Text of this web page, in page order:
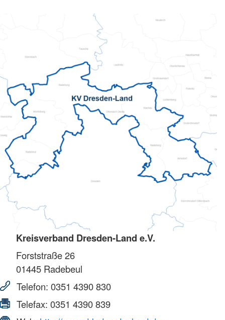
Kreisverband Dresden-Land e.V.
Forststraße 26
01445 Radebeul
Telefon: 0351 4390 830
Telefax: 0351 4390 839